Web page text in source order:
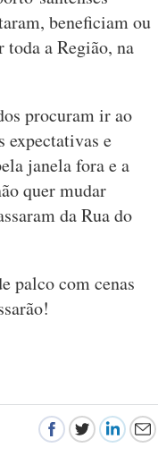
beneficiam ou
a Região, na
procuram ir ao
expectativas e
janela fora e a
quer mudar
da Rua do
palco com cenas